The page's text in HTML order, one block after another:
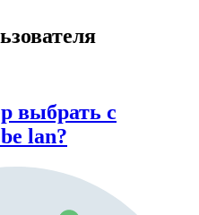
выбрать с
lan?